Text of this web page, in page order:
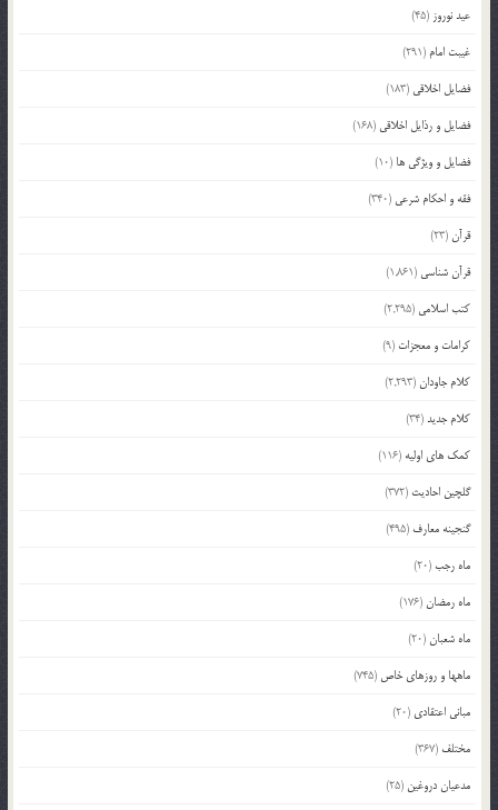
عید نوروز (45)
غیبت امام (291)
فضایل اخلاقی (183)
فضایل و رذایل اخلاقی (168)
فضایل و ویژگی ها (10)
فقه و احکام شرعی (340)
قرآن(23)
قرآن شناسی (1,861)
کتب اسلامی (2,295)
کرامات و معجزات (9)
کلام جاودان(2,293)
کلام جدید(34)
کمک های اولیه (116)
گلچین احادیث (372)
گنجینه معارف (495)
ماه رجب(20)
ماه رمضان(176)
ماه شعبان(20)
ماهها و روزهای خاص (745)
مبانی اعتقادی (20)
مختلف (367)
مدعیان دروغین (25)